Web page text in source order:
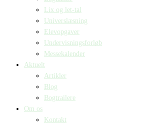
Lix og let-tal
Universlæsning
Elevopgaver
Undervisningsforløb
Messekalender
Aktuelt
Artikler
Blog
Bogtrailere
Om os
Kontakt